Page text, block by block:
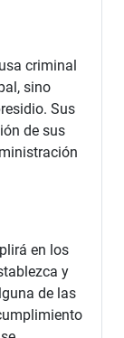
criminal
sino
Sus
de sus
en los
y
de las